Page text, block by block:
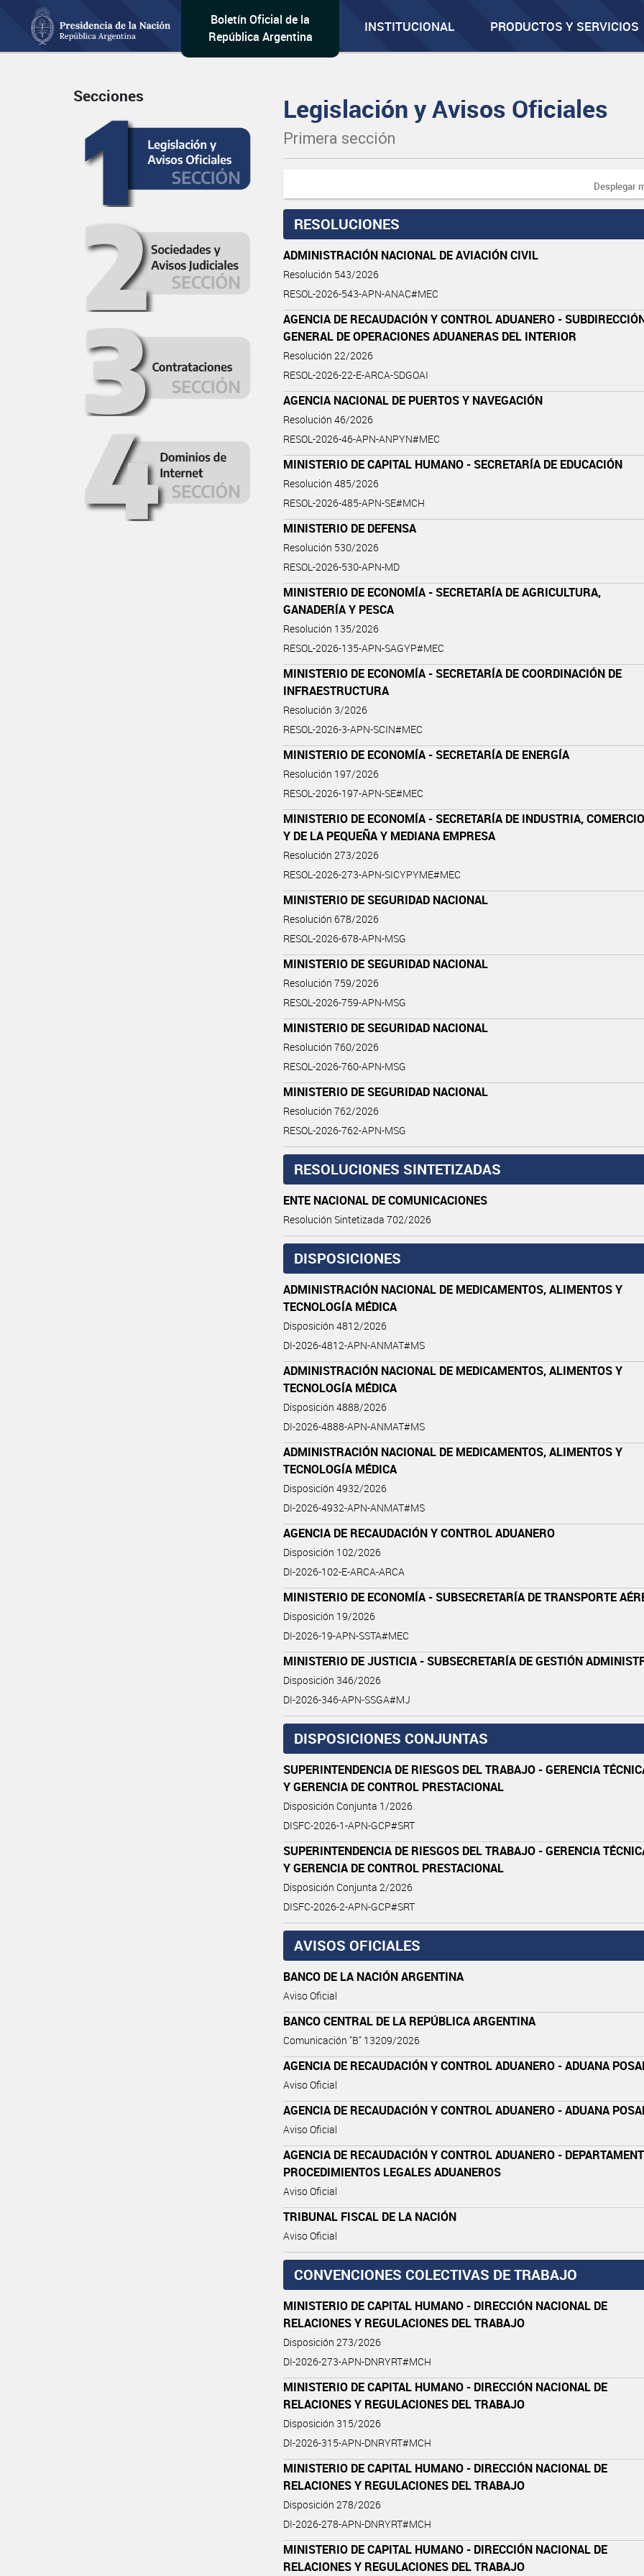
Boletín Oficial de la
República Argentina
INSTITUCIONAL PRODUCTOS Y SERVICIOS
Secciones Legislación y Avisos Oficiales
Primera sección
Desplegar
RESOLUCIONES
ADMINISTRACIÓN NACIONAL DE AVIACIÓN CIVIL
Resolución 543/2026
RESOL-2026-543-APN-ANAC#MEC
AGENCIA DE RECAUDACIÓN Y CONTROL ADUANERO -
GENERAL DE OPERACIONES ADUANERAS DEL INTERIOR
Resolución 22/2026
RESOL-2026-22-E-ARCA-SDGOAI
AGENCIA NACIONAL DE PUERTOS Y NAVEGACIÓN
Resolución 46/2026
RESOL-2026-46-APN-ANPYN#MEC
MINISTERIO DE CAPITAL HUMANO - SECRETARÍA DE EDUCACIÓN
Resolución 485/2026
RESOL-2026-485-APN-SE#MCH
MINISTERIO DE DEFENSA
Resolución 530/2026
RESOL-2026-530-APN-MD
MINISTERIO DE ECONOMÍA - SECRETARÍA DE AGRICULTURA,
GANADERÍA Y PESCA
Resolución 135/2026
RESOL-2026-135-APN-SAGYP#MEC
MINISTERIO DE ECONOMÍA - SECRETARÍA DE COORDINACIÓN DE
INFRAESTRUCTURA
Resolución 3/2026
RESOL-2026-3-APN-SCIN#MEC
MINISTERIO DE ECONOMÍA - SECRETARÍA DE ENERGÍA
Resolución 197/2026
RESOL-2026-197-APN-SE#MEC
MINISTERIO DE ECONOMÍA - SECRETARÍA DE INDUSTRIA,
Y DE LA PEQUEÑA Y MEDIANA EMPRESA
Resolución 273/2026
RESOL-2026-273-APN-SICYPYME#MEC
MINISTERIO DE SEGURIDAD NACIONAL
Resolución 678/2026
RESOL-2026-678-APN-MSG
MINISTERIO DE SEGURIDAD NACIONAL
Resolución 759/2026
RESOL-2026-759-APN-MSG
MINISTERIO DE SEGURIDAD NACIONAL
Resolución 760/2026
RESOL-2026-760-APN-MSG
MINISTERIO DE SEGURIDAD NACIONAL
Resolución 762/2026
RESOL-2026-762-APN-MSG
RESOLUCIONES SINTETIZADAS
ENTE NACIONAL DE COMUNICACIONES
Resolución Sintetizada 702/2026
DISPOSICIONES
ADMINISTRACIÓN NACIONAL DE MEDICAMENTOS, ALIMENTOS Y
TECNOLOGÍA MÉDICA
Disposición 4812/2026
DI-2026-4812-APN-ANMAT#MS
ADMINISTRACIÓN NACIONAL DE MEDICAMENTOS, ALIMENTOS Y
TECNOLOGÍA MÉDICA
Disposición 4888/2026
DI-2026-4888-APN-ANMAT#MS
ADMINISTRACIÓN NACIONAL DE MEDICAMENTOS, ALIMENTOS Y
TECNOLOGÍA MÉDICA
Disposición 4932/2026
DI-2026-4932-APN-ANMAT#MS
AGENCIA DE RECAUDACIÓN Y CONTROL ADUANERO
Disposición 102/2026
DI-2026-102-E-ARCA-ARCA
MINISTERIO DE ECONOMÍA - SUBSECRETARÍA DE TRANSPORTE
Disposición 19/2026
DI-2026-19-APN-SSTA#MEC
MINISTERIO DE JUSTICIA - SUBSECRETARÍA DE GESTIÓN
Disposición 346/2026
DI-2026-346-APN-SSGA#MJ
DISPOSICIONES CONJUNTAS
SUPERINTENDENCIA DE RIESGOS DEL TRABAJO - GERENCIA
Y GERENCIA DE CONTROL PRESTACIONAL
Disposición Conjunta 1/2026
DISFC-2026-1-APN-GCP#SRT
SUPERINTENDENCIA DE RIESGOS DEL TRABAJO - GERENCIA
Y GERENCIA DE CONTROL PRESTACIONAL
Disposición Conjunta 2/2026
DISFC-2026-2-APN-GCP#SRT
AVISOS OFICIALES
BANCO DE LA NACIÓN ARGENTINA
Aviso Oficial
BANCO CENTRAL DE LA REPÚBLICA ARGENTINA
Comunicación "B" 13209/2026
AGENCIA DE RECAUDACIÓN Y CONTROL ADUANERO - ADUANA
Aviso Oficial
AGENCIA DE RECAUDACIÓN Y CONTROL ADUANERO - ADUANA
Aviso Oficial
AGENCIA DE RECAUDACIÓN Y CONTROL ADUANERO -
PROCEDIMIENTOS LEGALES ADUANEROS
Aviso Oficial
TRIBUNAL FISCAL DE LA NACIÓN
Aviso Oficial
CONVENCIONES COLECTIVAS DE TRABAJO
MINISTERIO DE CAPITAL HUMANO - DIRECCIÓN NACIONAL DE
RELACIONES Y REGULACIONES DEL TRABAJO
Disposición 273/2026
DI-2026-273-APN-DNRYRT#MCH
MINISTERIO DE CAPITAL HUMANO - DIRECCIÓN NACIONAL DE
RELACIONES Y REGULACIONES DEL TRABAJO
Disposición 315/2026
DI-2026-315-APN-DNRYRT#MCH
MINISTERIO DE CAPITAL HUMANO - DIRECCIÓN NACIONAL DE
RELACIONES Y REGULACIONES DEL TRABAJO
Disposición 278/2026
DI-2026-278-APN-DNRYRT#MCH
MINISTERIO DE CAPITAL HUMANO - DIRECCIÓN NACIONAL DE
RELACIONES Y REGULACIONES DEL TRABAJO